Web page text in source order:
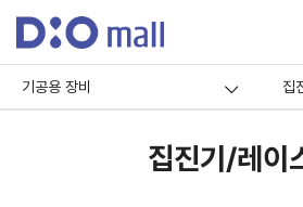
기공용 장비 집
집진기/레이